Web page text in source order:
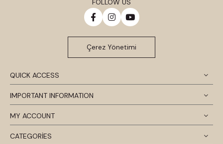
QUICK ACCESS
IMPORTANT INFORMATION
MY ACCOUNT
CATEGORİES
FOLLOW US
Çerez Yönetimi